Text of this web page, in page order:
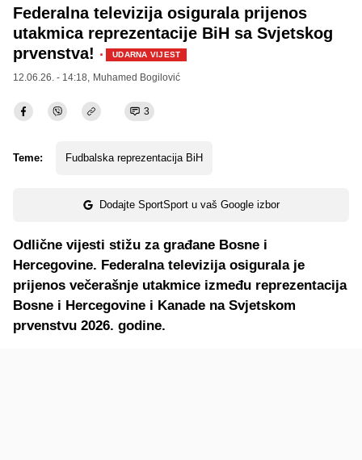
Federalna televizija osigurala prijenos
utakmica reprezentacije BiH sa Svjetskog
prvenstva! · UDARNA VIJEST
12.06.26. - 14:18, Muhamed Bogilović
3
Teme: Fudbalska reprezentacija BiH
Dodajte SportSport u vaš Google izbor
Odlične vijesti stižu za građane Bosne i
Hercegovine. Federalna televizija osigurala je
prijenos večerašnje utakmice između reprezentacija
Bosne i Hercegovine i Kanade na Svjetskom
prvenstvu 2026. godine.